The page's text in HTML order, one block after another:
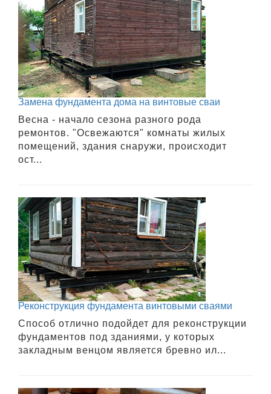
Замена фундамента дома на винтовые сваи
Весна - начало сезона разного рода
ремонтов. "Освежаются" комнаты жилых
помещений, здания снаружи, происходит
ост...
Реконструкция фундамента винтовыми сваями
Способ отлично подойдет для реконструкции
фундаментов под зданиями, у которых
закладным венцом является бревно ил...